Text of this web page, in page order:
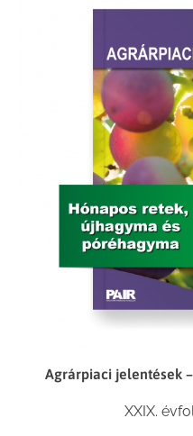
Agrárpiaci jelentések
XXIX.